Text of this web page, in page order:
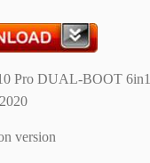
Pro DUAL-BOOT
version